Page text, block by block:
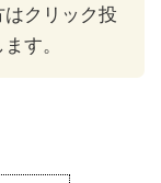
クリック投
す。